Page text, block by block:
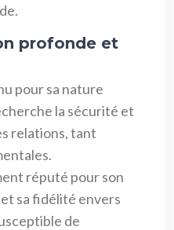
profonde et
pour sa nature
la sécurité et
relations, tant
réputé pour son
sa fidélité envers
de